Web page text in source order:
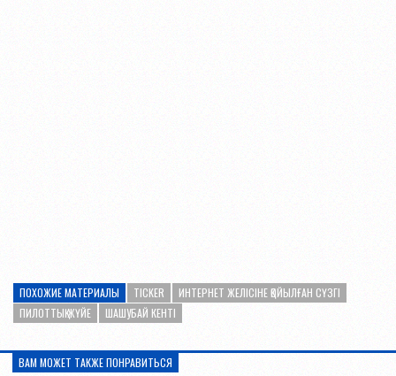
ПОХОЖИЕ МАТЕРИАЛЫ TICKER
ИНТЕРНЕТ ЖЕЛІСІНЕ ҚОЙЫЛҒАН СҮЗГІ
ПИЛОТТЫҚ ЖҮЙЕ
ШАШУБАЙ КЕНТІ
ВАМ МОЖЕТ ТАКЖЕ ПОНРАВИТЬСЯ